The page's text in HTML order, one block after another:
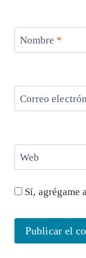
Nombre *
Correo
Web
Sí, agrégame